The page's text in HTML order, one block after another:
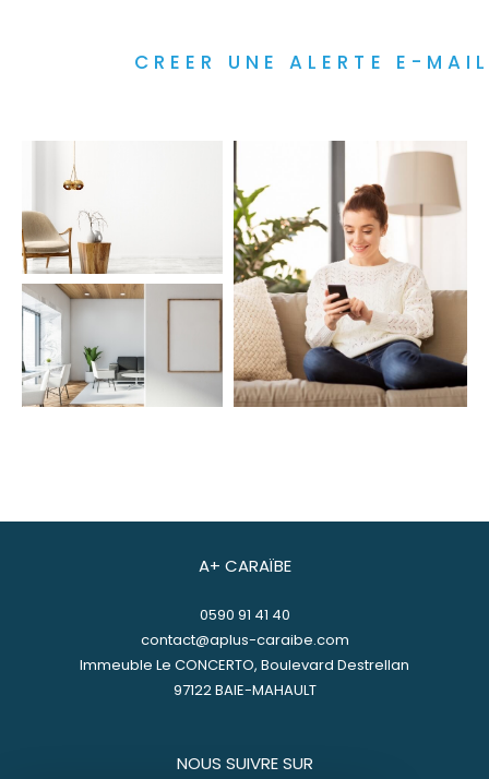
CREER UNE ALERTE E-
A+ CARAÏBE
0590 91 41 40
contact@aplus-caraibe.com
Immeuble Le CONCERTO, Boulevard Destrellan
97122 BAIE-MAHAULT
NOUS SUIVRE SUR